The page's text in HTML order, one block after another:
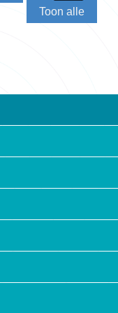
Toon alle